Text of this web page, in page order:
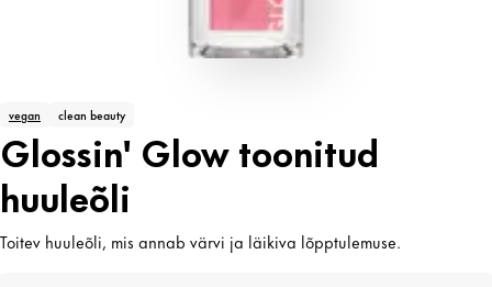
vegan clean beauty
Glossin' Glow toonitud
huuleõli
Toitev huuleõli, mis annab värvi ja läikiva lõpptulemuse.